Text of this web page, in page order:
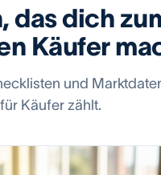
das dich
Käufer
und
Käufer zählt.